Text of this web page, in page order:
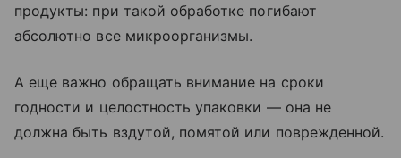
продукты: при такой обработке погибают
абсолютно все микроорганизмы.
А еще важно обращать внимание на сроки
годности и целостность упаковки — она не
должна быть вздутой, помятой или поврежденной.